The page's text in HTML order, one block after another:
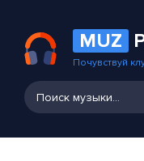
MUZ
Почувствуй